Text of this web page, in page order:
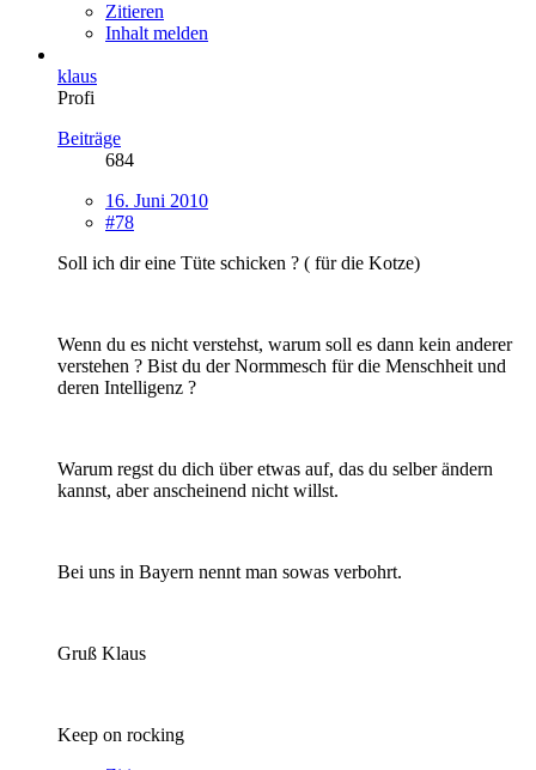
Zitieren
Inhalt melden
klaus
Profi
Beiträge
684
16. Juni 2010
#78
Soll ich dir eine Tüte schicken ? ( für die Kotze)
Wenn du es nicht verstehst, warum soll es dann kein anderer
verstehen ? Bist du der Normmesch für die Menschheit und
deren Intelligenz ?
Warum regst du dich über etwas auf, das du selber ändern
kannst, aber anscheinend nicht willst.
Bei uns in Bayern nennt man sowas verbohrt.
Gruß Klaus
Keep on rocking